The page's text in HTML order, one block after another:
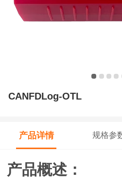
CANFDLog-OTL
产品详情 规格参
产品概述：